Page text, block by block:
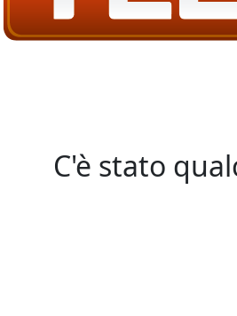
C'è stato